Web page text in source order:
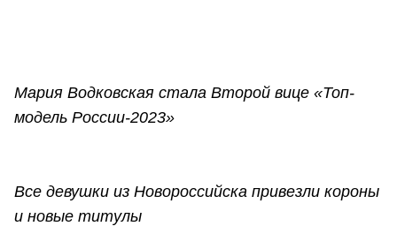
Мария Водковская стала Второй вице «Топ-
модель России-2023»
Все девушки из Новороссийска привезли короны
и новые титулы